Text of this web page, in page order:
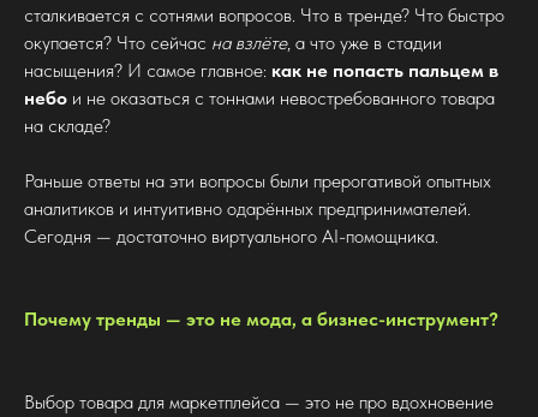
сталкивается с сотнями вопросов. Что в тренде? Что быстро
окупается? Что сейчас на взлёте, а что уже в стадии
насыщения? И самое главное: как не попасть пальцем в
небо и не оказаться с тоннами невостребованного товара
на складе?
Раньше ответы на эти вопросы были прерогативой опытных
аналитиков и интуитивно одарённых предпринимателей.
Сегодня — достаточно виртуального AI-помощника.
Почему тренды — это не мода, а бизнес-инструмент?
Выбор товара для маркетплейса — это не про вдохновение